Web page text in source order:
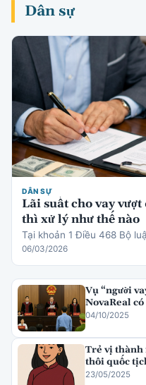
Dân sự
DÂN SỰ
Lãi suất cho vay
thì xử lý như thế nào
Tại khoản 1 Điều 468 Bộ
06/03/2026
Vụ “người
NovaReal
sản
04/10/2025
Trẻ vị thành
thôi quốc
23/05/2025